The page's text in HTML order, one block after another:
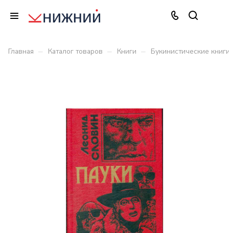
Главная – Каталог товаров – Книги – Букинистические